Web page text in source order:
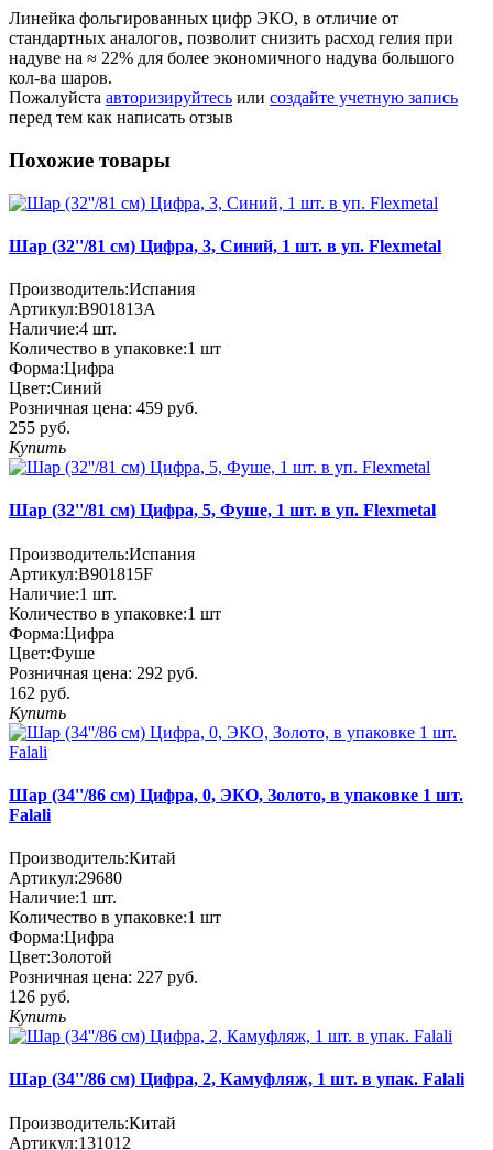
Линейка фольгированных цифр ЭКО, в отличие от
стандартных аналогов, позволит снизить расход гелия при
надуве на ≈ 22% для более экономичного надува большого
кол-ва шаров.
Пожалуйста авторизируйтесь или создайте учетную запись
перед тем как написать отзыв
Похожие товары
Шар (32''/81 см) Цифра, 3, Синий, 1 шт. в уп. Flexmetal
Производитель:Испания
Артикул:B901813A
Наличие:4 шт.
Количество в упаковке:1 шт
Форма:Цифра
Цвет:Синий
Розничная цена: 459 руб.
255 руб.
Купить
Шар (32''/81 см) Цифра, 5, Фуше, 1 шт. в уп. Flexmetal
Производитель:Испания
Артикул:B901815F
Наличие:1 шт.
Количество в упаковке:1 шт
Форма:Цифра
Цвет:Фуше
Розничная цена: 292 руб.
162 руб.
Купить
Шар (34''/86 см) Цифра, 0, ЭКО, Золото, в упаковке 1 шт.
Falali
Производитель:Китай
Артикул:29680
Наличие:1 шт.
Количество в упаковке:1 шт
Форма:Цифра
Цвет:Золотой
Розничная цена: 227 руб.
126 руб.
Купить
Шар (34''/86 см) Цифра, 2, Камуфляж, 1 шт. в упак. Falali
Производитель:Китай
Артикул:131012